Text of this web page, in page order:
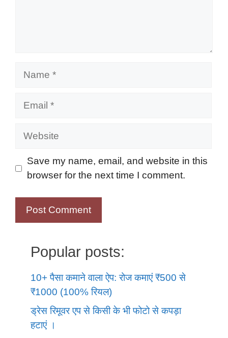
Name
Email
Website
Save my name, email, and website in this
browser for the next time I comment.
Popular posts:
10+ पैसा कमाने वाला ऐप: रोज कमाएं ₹500 से
₹1000 (100% रियल)
ड्रेस रिमूवर एप से किसी के भी फोटो से कपड़ा
हटाएं ।